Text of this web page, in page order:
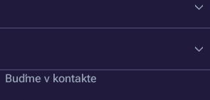
Buďme v kontakte